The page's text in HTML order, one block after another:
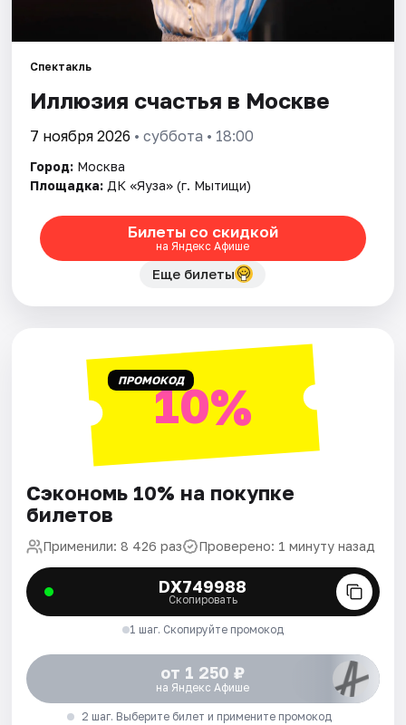
Площадки
Артисты
Рейтинги
Спектакль
Иллюзия счастья в Москве
7 ноября 2026 • суббота • 18:00
Город: Москва
Площадка: ДК «Яуза» (г. Мытищи)
Билеты со скидкой
на Яндекс Афише
Еще билеты
ПРОМОКОД10%
Сэкономь 10% на покупке
билетов
Применили: 8 426 раз Проверено: 1 минуту назад
DX749988
Скопировать
1 шаг. Скопируйте промокод
от 1 250 ₽
на Яндекс Афише
2 шаг. Выберите билет и примените промокод